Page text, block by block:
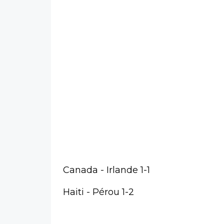
Canada - Irlande 1-1
Haiti - Pérou 1-2